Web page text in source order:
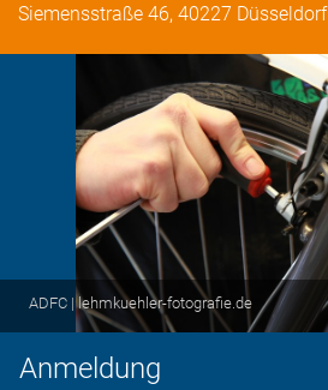
Siemensstraße 46, 40227 Düsseldorf
ADFC | lehmkuehler-fotografie.de
Anmeldung